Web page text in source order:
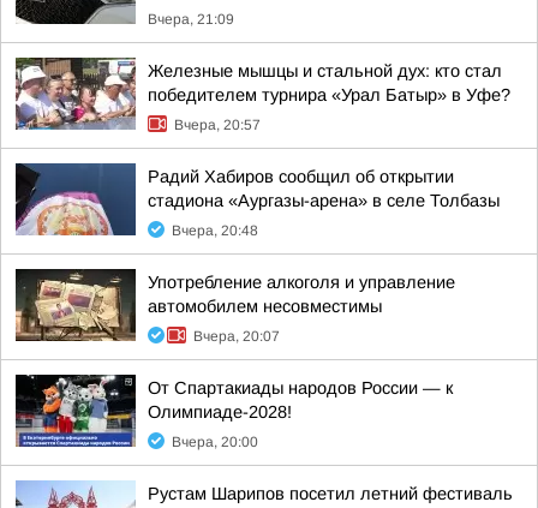
Вчера, 21:09
Железные мышцы и стальной дух: кто стал
победителем турнира «Урал Батыр» в Уфе?
Вчера, 20:57
Радий Хабиров сообщил об открытии
стадиона «Аургазы-арена» в селе Толбазы
Вчера, 20:48
Употребление алкоголя и управление
автомобилем несовместимы
Вчера, 20:07
От Спартакиады народов России — к
Олимпиаде-2028!
Вчера, 20:00
Рустам Шарипов посетил летний фестиваль